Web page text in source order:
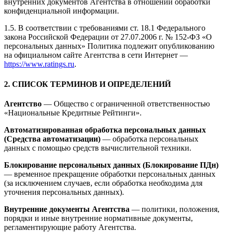
внутренних документов Агентства в отношении обработки
конфиденциальной информации.
1.5. В соответствии с требованиями ст. 18.1 Федерального
закона Российской Федерации от 27.07.2006 г. № 152-ФЗ «О
персональных данных» Политика подлежит опубликованию
на официальном сайте Агентства в сети Интернет —
https://www.ratings.ru.
2. СПИСОК ТЕРМИНОВ И ОПРЕДЕЛЕНИЙ
Агентство — Общество с ограниченной ответственностью
«Национальные Кредитные Рейтинги».
Автоматизированная обработка персональных данных
(Средства автоматизации) — обработка персональных
данных с помощью средств вычислительной техники.
Блокирование персональных данных (Блокирование ПДн)
— временное прекращение обработки персональных данных
(за исключением случаев, если обработка необходима для
уточнения персональных данных).
Внутренние документы Агентства — политики, положения,
порядки и иные внутренние нормативные документы,
регламентирующие работу Агентства.